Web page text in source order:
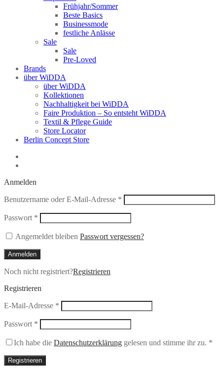
Frühjahr/Sommer
Beste Basics
Businessmode
festliche Anlässe
Sale
Sale
Pre-Loved
Brands
über WiDDA
über WiDDA
Kollektionen
Nachhaltigkeit bei WiDDA
Faire Produktion – So entsteht WiDDA
Textil & Pflege Guide
Store Locator
Berlin Concept Store
Anmelden
Benutzername oder E-Mail-Adresse * Erforderlich
Passwort * Erforderlich
Angemeldet bleiben Passwort vergessen?
Anmelden
Noch nicht registriert?Registrieren
Registrieren
E-Mail-Adresse * Erforderlich
Passwort * Erforderlich
Ich habe die Datenschutzerklärung gelesen und stimme ihr zu. *
Registrieren